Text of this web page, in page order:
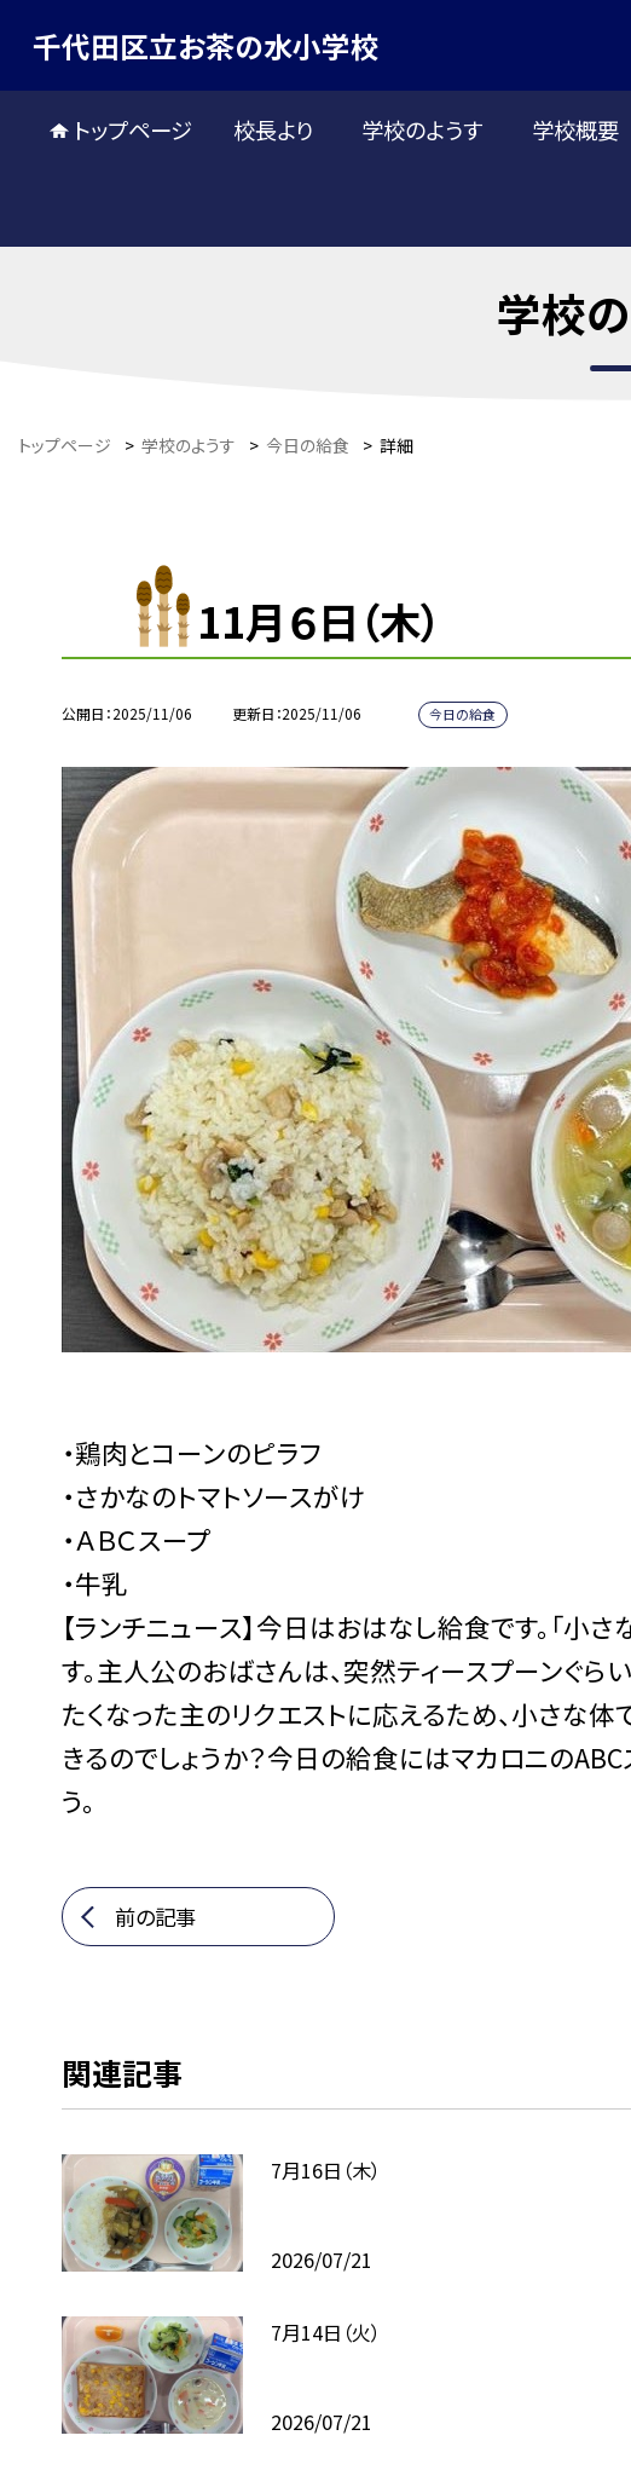
千代田区立お茶の水小学校
トップページ 校長より 学校のようす 学校概要
学校
トップページ > 学校のようす > 今日の給食 > 詳細
11月６日（木）
公開日 2025/11/06 更新日 2025/11/06 今日の給食
・鶏肉とコーンのピラフ
・さかなのトマトソースがけ
・ＡＢＣスープ
・牛乳
【ランチニュース】今日はおはなし給食です。「小
す。主人公のおばさんは、突然ティースプーンぐら
たくなった主のリクエストに応えるため、小さな
きるのでしょうか？今日の給食にはマカロニの
う。
前の記事
関連記事
7月16日（木）
2026/07/21
7月14日（火）
2026/07/21